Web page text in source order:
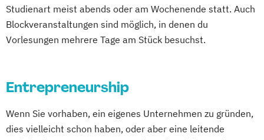
Studienart meist abends oder am Wochenende statt. Auch
Blockveranstaltungen sind möglich, in denen du
Vorlesungen mehrere Tage am Stück besuchst.
Entrepreneurship
Wenn Sie vorhaben, ein eigenes Unternehmen zu gründen,
dies vielleicht schon haben, oder aber eine leitende